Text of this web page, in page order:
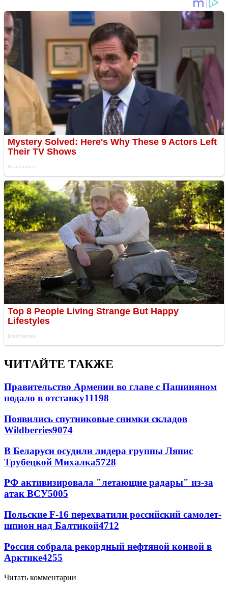
ЧИТАЙТЕ ТАКЖЕ
Правительство Армении во главе с Пашиняном
подало в отставку11198
Появились спутниковые снимки складов
Wildberries9074
В Беларуси осудили лидера группы Ляпис
Трубецкой Михалка5728
РФ активизировала "летающие радары" из-за
атак ВСУ5005
Польские F-16 перехватили российский самолет-
шпион над Балтикой4712
Россия собрала рекордный нефтяной конвой в
Арктике4255
Читать комментарии